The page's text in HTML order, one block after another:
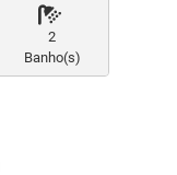
2
Banho(s)